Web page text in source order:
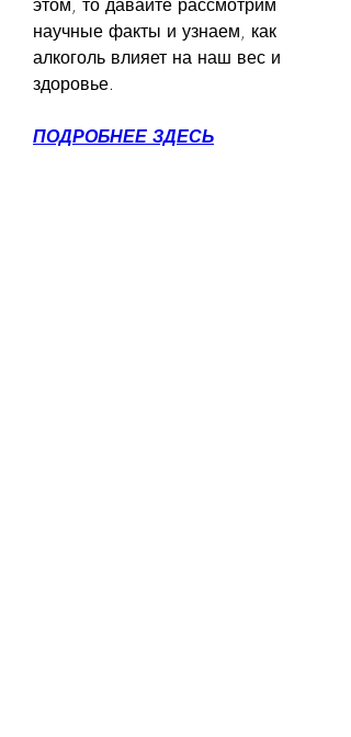
научные факты и узнаем, как
алкоголь влияет на наш вес и
здоровье.
ПОДРОБНЕЕ ЗДЕСЬ